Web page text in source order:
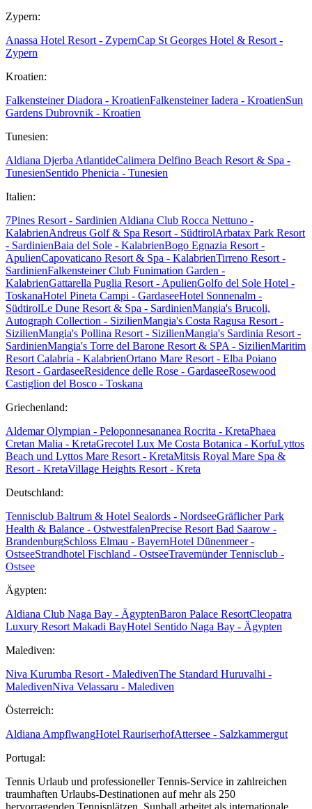
Zypern:
Anassa Hotel Resort - ZypernCap St Georges Hotel & Resort -
Zypern
Kroatien:
Falkensteiner Diadora - KroatienFalkensteiner Iadera - KroatienSun
Gardens Dubrovnik - Kroatien
Tunesien:
Aldiana Djerba AtlantideCalimera Delfino Beach Resort & Spa -
TunesienSentido Phenicia - Tunesien
Italien:
7Pines Resort - Sardinien Aldiana Club Rocca Nettuno -
KalabrienAndreus Golf & Spa Resort - SüdtirolArbatax Park Resort
- SardinienBaia del Sole - KalabrienBogo Egnazia Resort -
ApulienCapovaticano Resort & Spa - KalabrienTirreno Resort -
SardinienFalkensteiner Club Funimation Garden -
KalabrienGattarella Puglia Resort - ApulienGolfo del Sole Hotel -
ToskanaHotel Pineta Campi - GardaseeHotel Sonnenalm -
SüdtirolLe Dune Resort & Spa - SardinienMangia's Brucoli,
Autograph Collection - SizilienMangia's Costa Ragusa Resort -
SizilienMangia's Pollina Resort - SizilienMangia's Sardinia Resort -
SardinienMangia's Torre del Barone Resort & SPA - SizilienMaritim
Resort Calabria - KalabrienOrtano Mare Resort - Elba Poiano
Resort - GardaseeResidence delle Rose - GardaseeRosewood
Castiglion del Bosco - Toskana
Griechenland:
Aldemar Olympian - Peloponnesananea Rocrita - KretaPhaea
Cretan Malia - KretaGrecotel Lux Me Costa Botanica - KorfuLyttos
Beach und Lyttos Mare Resort - KretaMitsis Royal Mare Spa &
Resort - KretaVillage Heights Resort - Kreta
Deutschland:
Tennisclub Baltrum & Hotel Sealords - NordseeGräflicher Park
Health & Balance - OstwestfalenPrecise Resort Bad Saarow -
BrandenburgSchloss Elmau - BayernHotel Dünenmeer -
OstseeStrandhotel Fischland - OstseeTravemünder Tennisclub -
Ostsee
Ägypten:
Aldiana Club Naga Bay - ÄgyptenBaron Palace ResortCleopatra
Luxury Resort Makadi BayHotel Sentido Naga Bay - Ägypten
Malediven:
Niva Kurumba Resort - MaledivenThe Standard Huruvalhi -
MaledivenNiva Velassaru - Malediven
Österreich:
Aldiana AmpflwangHotel RauriserhofAttersee - Salzkammergut
Portugal:
Tennis Urlaub und professioneller Tennis-Service in zahlreichen
traumhaften Urlaubs-Destinationen auf mehr als 250